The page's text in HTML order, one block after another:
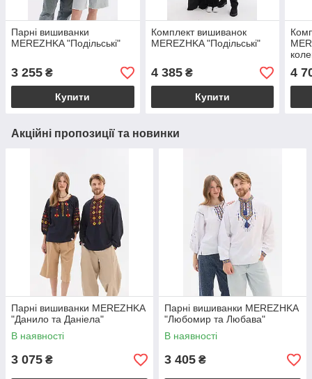
Парні вишиванки
MEREZHKA "Подільські"
3 255 ₴
Купити
Комплект вишиванок
MEREZHKA "Подільські"
4 385₴
Купити
4
Акційні пропозиції та новинки
Парні вишиванки MEREZHKA
"Данило та Даніела"
В наявності
3 075 ₴
Парні вишиванки MEREZHKA
"Любомир та Любава"
В наявності
3 405 ₴